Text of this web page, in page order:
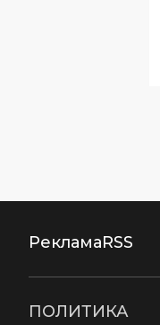
РекламаRSS
ПОЛИТИКА